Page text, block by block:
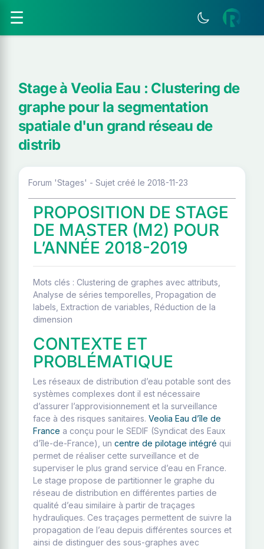
☰
Stage à Veolia Eau : Clustering de
graphe pour la segmentation
spatiale d'un grand réseau de
distrib
Forum 'Stages' - Sujet créé le 2018-11-23
PROPOSITION DE STAGE
DE MASTER (M2) POUR
L’ANNÉE 2018-2019
Mots clés : Clustering de graphes avec attributs,
Analyse de séries temporelles, Propagation de
labels, Extraction de variables, Réduction de la
dimension
CONTEXTE ET
PROBLÉMATIQUE
Les réseaux de distribution d’eau potable sont des
systèmes complexes dont il est nécessaire
d’assurer l’approvisionnement et la surveillance
face à des risques sanitaires. Veolia Eau d’île de
France a conçu pour le SEDIF (Syndicat des Eaux
d’île-de-France), un centre de pilotage intégré qui
permet de réaliser cette surveillance et de
superviser le plus grand service d’eau en France.
Le stage propose de partitionner le graphe du
réseau de distribution en différentes parties de
qualité d’eau similaire à partir de traçages
hydrauliques. Ces traçages permettent de suivre la
propagation de l’eau depuis différentes sources et
ainsi de distinguer des sous-graphes avec